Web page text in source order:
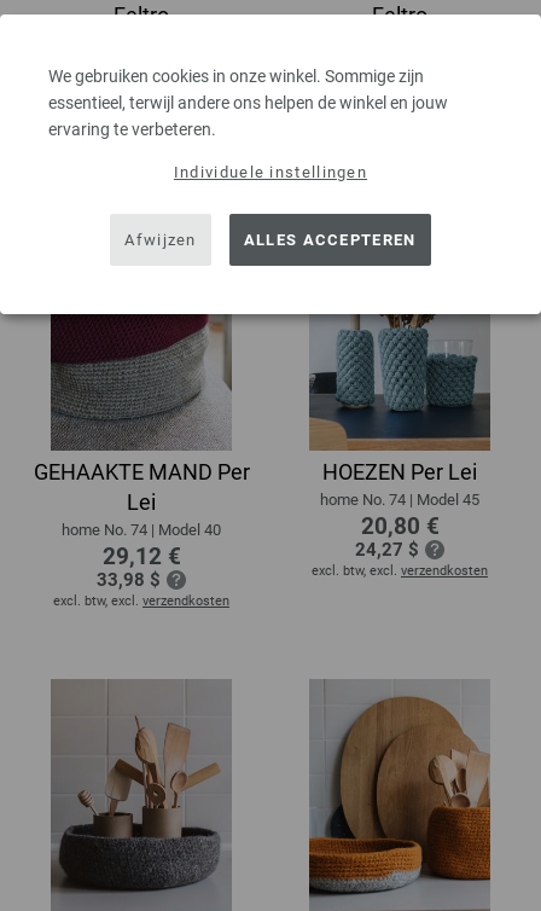
We gebruiken cookies in onze winkel. Sommige zijn
essentieel, terwijl andere ons helpen de winkel en jouw
ervaring te verbeteren.
Individuele instellingen
Afwijzen ALLES ACCEPTEREN
Feltro
67,62 €
78,89 $
excl. btw, excl.verzendkosten
Feltro
58,80 €
68,60 $
excl. btw, excl.verzendkosten
GEHAAKTE MAND Per
Lei
home No. 74 | Model 40
29,12 €
33,98 $
excl. btw, excl. verzendkosten
HOEZEN Per Lei
home No. 74 | Model 45
20,80 €
24,27 $
excl. btw, excl. verzendkosten